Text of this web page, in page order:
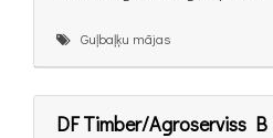
Guļbaļķu mājas
DF Timber/Agroserviss B